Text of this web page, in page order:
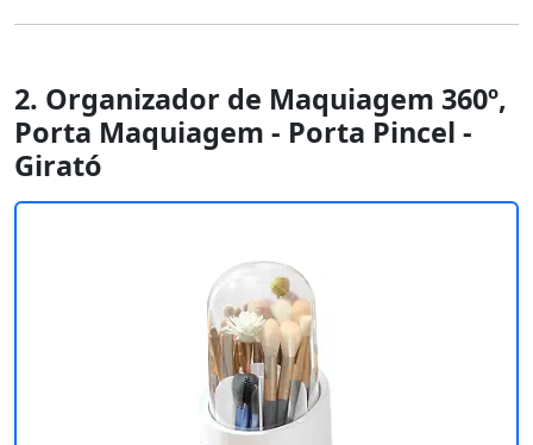
2. Organizador de Maquiagem 360º,
Porta Maquiagem - Porta Pincel -
Girató